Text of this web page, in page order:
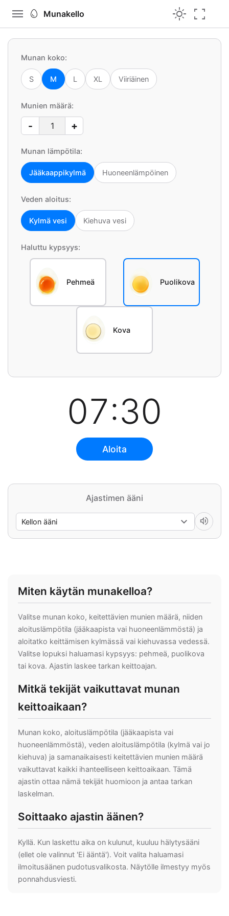
menu egg Munakello light_mode fullscreen
Munan koko:
S M L XL Viiriäinen
Munien määrä:
- +
Munan lämpötila:
Jääkaappikylmä Huoneenlämpöinen
Veden aloitus:
Kylmä vesi Kiehuva vesi
Haluttu kypsyys:
Pehmeä Puolikova
Kova
07:30
Aloita
Ajastimen ääni
volume_up
Miten käytän munakelloa?
Valitse munan koko, keitettävien munien määrä, niiden
aloituslämpötila (jääkaapista vai huoneenlämmöstä) ja
aloitatko keittämisen kylmässä vai kiehuvassa vedessä.
Valitse lopuksi haluamasi kypsyys: pehmeä, puolikova
tai kova. Ajastin laskee tarkan keittoajan.
Mitkä tekijät vaikuttavat munan
keittoaikaan?
Munan koko, aloituslämpötila (jääkaapista vai
huoneenlämmöstä), veden aloituslämpötila (kylmä vai jo
kiehuva) ja samanaikaisesti keitettävien munien määrä
vaikuttavat kaikki ihanteelliseen keittoaikaan. Tämä
ajastin ottaa nämä tekijät huomioon ja antaa tarkan
laskelman.
Soittaako ajastin äänen?
Kyllä. Kun laskettu aika on kulunut, kuuluu hälytysääni
(ellet ole valinnut 'Ei ääntä'). Voit valita haluamasi
ilmoitusäänen pudotusvalikosta. Näytölle ilmestyy myös
ponnahdusviesti.